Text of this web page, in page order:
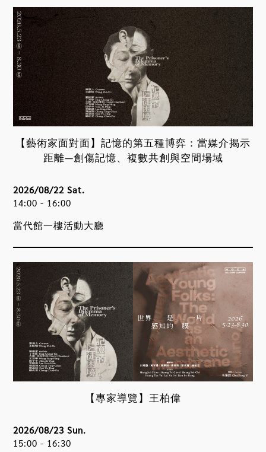
【藝術家面對面】記憶的第五種博弈：當媒介揭示
距離—創傷記憶、複數共創與空間場域
當代館一樓活動大廳
2026/08/22 Sat.
14:00 - 16:00
【專家導覽】王柏偉
2026/08/23 Sun.
15:00 - 16:30